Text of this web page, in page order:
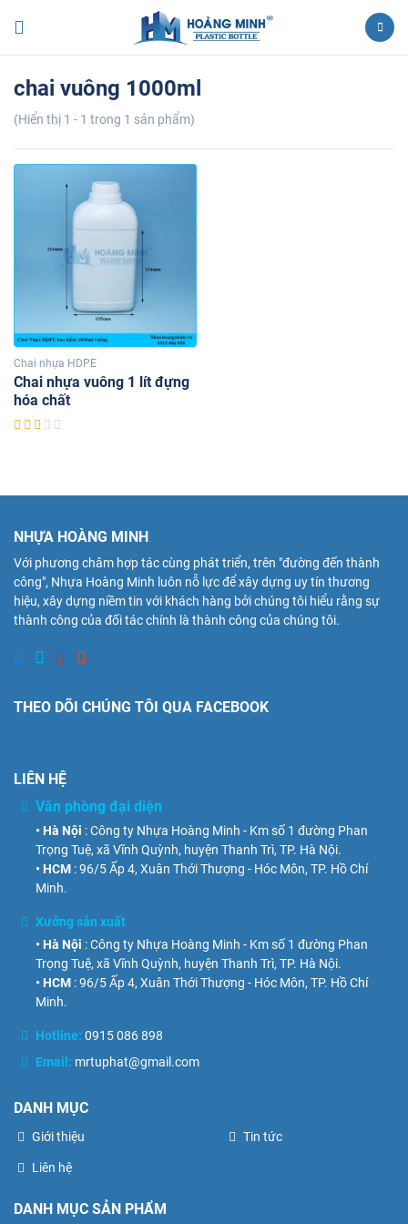
chai vuông 1000ml
(Hiển thị 1 - 1 trong 1 sản phẩm)
Chai nhựa HDPE
Chai nhựa vuông 1 lít đựng
hóa chất
NHỰA HOÀNG MINH
Với phương châm hợp tác cùng phát triển, trên "đường đến thành
công", Nhựa Hoàng Minh luôn nỗ lực để xây dựng uy tín thương
hiệu, xây dựng niềm tin với khách hàng bởi chúng tôi hiểu rằng sự
thành công của đối tác chính là thành công của chúng tôi.
THEO DÕI CHÚNG TÔI QUA FACEBOOK
LIÊN HỆ
Văn phòng đại diện
• Hà Nội : Công ty Nhựa Hoàng Minh - Km số 1 đường Phan
Trọng Tuệ, xã Vĩnh Quỳnh, huyện Thanh Trì, TP. Hà Nội.
• HCM : 96/5 Ấp 4, Xuân Thới Thượng - Hóc Môn, TP. Hồ Chí
Minh.
Xưởng sản xuất
• Hà Nội : Công ty Nhựa Hoàng Minh - Km số 1 đường Phan
Trọng Tuệ, xã Vĩnh Quỳnh, huyện Thanh Trì, TP. Hà Nội.
• HCM : 96/5 Ấp 4, Xuân Thới Thượng - Hóc Môn, TP. Hồ Chí
Minh.
Hotline: 0915 086 898
Email: mrtuphat@gmail.com
DANH MỤC
Giới thiệu
Liên hệ
Tin tức
DANH MỤC SẢN PHẨM